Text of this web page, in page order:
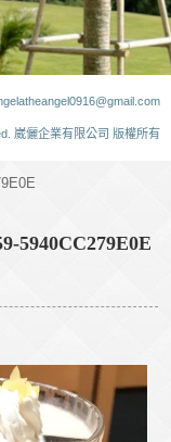
崴儷企業有限公司 版權所有
5940CC279E0E